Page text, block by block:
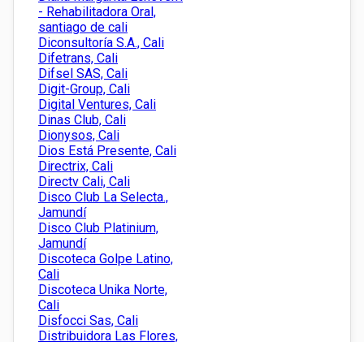
- Rehabilitadora Oral,
santiago de cali
Diconsultoría S.A., Cali
Difetrans, Cali
Difsel SAS, Cali
Digit-Group, Cali
Digital Ventures, Cali
Dinas Club, Cali
Dionysos, Cali
Dios Está Presente, Cali
Directrix, Cali
Directv Cali, Cali
Disco Club La Selecta.,
Jamundí
Disco Club Platinium,
Jamundí
Discoteca Golpe Latino,
Cali
Discoteca Unika Norte,
Cali
Disfocci Sas, Cali
Distribuidora Las Flores,